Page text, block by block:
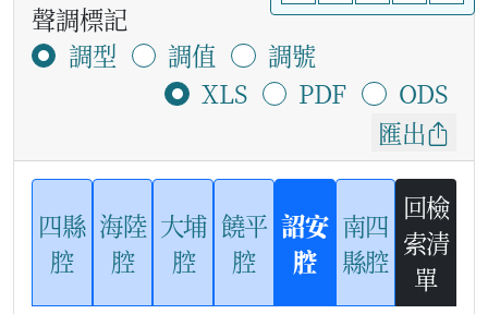
聲調標記
調型
調值
調號
XLS
PDF
ODS
匯出
四縣
腔
海陸
腔
大埔
腔
饒平
腔
詔安
腔
南四
縣腔
回檢
索清
單